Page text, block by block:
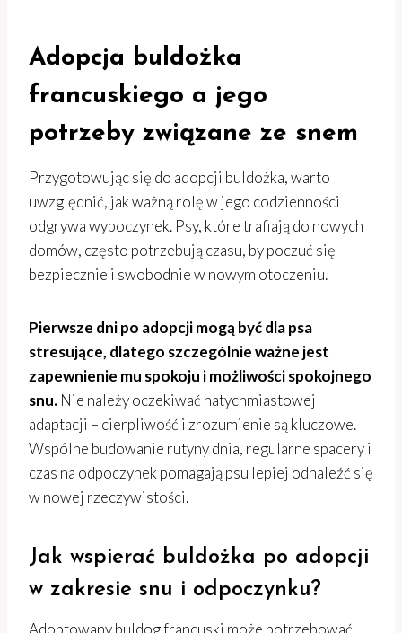
Adopcja buldożka
francuskiego a jego
potrzeby związane ze snem
Przygotowując się do adopcji buldożka, warto
uwzględnić, jak ważną rolę w jego codzienności
odgrywa wypoczynek. Psy, które trafiają do nowych
domów, często potrzebują czasu, by poczuć się
bezpiecznie i swobodnie w nowym otoczeniu.
Pierwsze dni po adopcji mogą być dla psa
stresujące, dlatego szczególnie ważne jest
zapewnienie mu spokoju i możliwości spokojnego
snu. Nie należy oczekiwać natychmiastowej
adaptacji – cierpliwość i zrozumienie są kluczowe.
Wspólne budowanie rutyny dnia, regularne spacery i
czas na odpoczynek pomagają psu lepiej odnaleźć się
w nowej rzeczywistości.
Jak wspierać buldożka po adopcji
w zakresie snu i odpoczynku?
Adoptowany buldog francuski może potrzebować